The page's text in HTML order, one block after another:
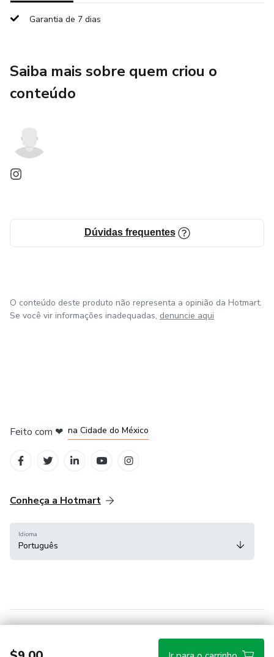
Garantia de 7 dias
Saiba mais sobre quem criou o
conteúdo
Dúvidas frequentes
O conteúdo deste produto não representa a opinião da Hotmart.
Se você vir informações inadequadas, denuncie aqui
Feito com ❤ na Cidade do México
Conheça a Hotmart
Idioma
Português